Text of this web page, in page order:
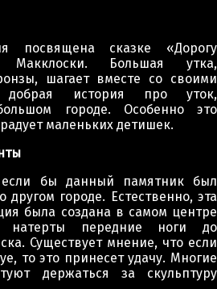
посвящена сказке «Дорогу
Макклоски. Большая утка,
шагает вместе со своими
добрая история про уток,
городе. Особенно это
маленьких детишек.
бы данный памятник был
другом городе. Естественно, эта
была создана в самом центре
передние ноги до
Существует мнение, что если
то это принесет удачу. Многие
держаться за скульптуру